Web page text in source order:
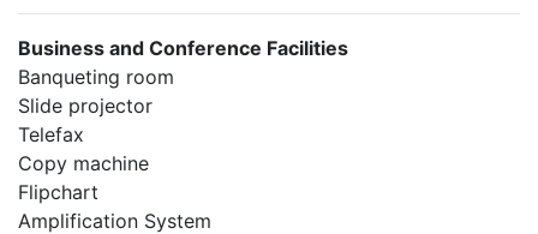
Business and Conference Facilities
Banqueting room
Slide projector
Telefax
Copy machine
Flipchart
Amplification System